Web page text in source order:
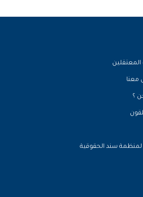
المعتقلين
معنا
؟
لمنظمة سند الحقوقية